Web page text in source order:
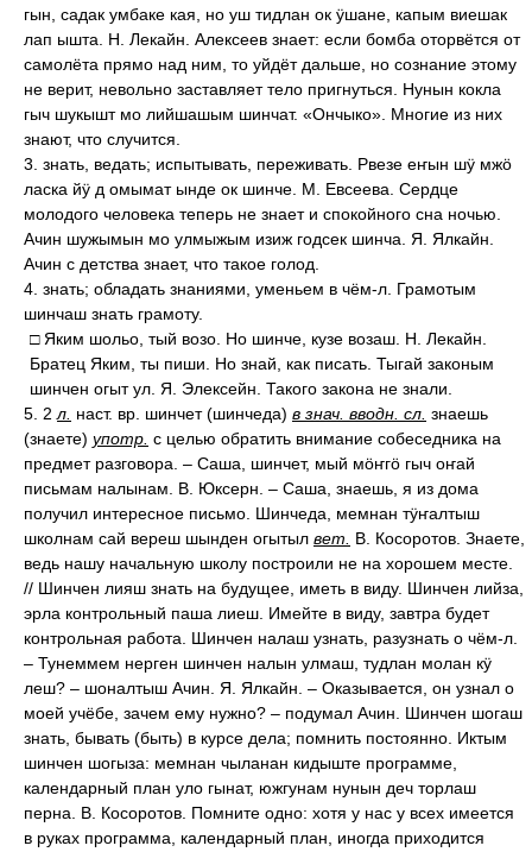
гын, садак умбаке кая, но уш тидлан ок ӱшане, капым виешак
лап ышта. Н. Лекайн. Алексеев знает: если бомба оторвётся от
самолёта прямо над ним, то уйдёт дальше, но сознание этому
не верит, невольно заставляет тело пригнуться. Нунын кокла
гыч шукышт мо лийшашым шинчат. «Ончыко». Многие из них
знают, что случится.
3. знать, ведать; испытывать, переживать. Рвезе еҥын шӱ мжӧ
ласка йӱ д омымат ынде ок шинче. М. Евсеева. Сердце
молодого человека теперь не знает и спокойного сна ночью.
Ачин шужымын мо улмыжым изиж годсек шинча. Я. Ялкайн.
Ачин с детства знает, что такое голод.
4. знать; обладать знаниями, уменьем в чём-л. Грамотым
шинчаш знать грамоту.
□ Яким шольо, тый возо. Но шинче, кузе возаш. Н. Лекайн.
Братец Яким, ты пиши. Но знай, как писать. Тыгай законым
шинчен огыт ул. Я. Элексейн. Такого закона не знали.
5. 2 л. наст. вр. шинчет (шинчеда) в знач. вводн. сл. знаешь
(знаете) употр. с целью обратить внимание собеседника на
предмет разговора. – Саша, шинчет, мый мӧҥгӧ гыч оҥай
письмам налынам. В. Юксерн. – Саша, знаешь, я из дома
получил интересное письмо. Шинчеда, мемнан тӱҥалтыш
школнам сай вереш шынден огытыл вет.
В. Косоротов. Знаете,
ведь нашу начальную школу построили не на хорошем месте.
// Шинчен лияш знать на будущее, иметь в виду. Шинчен лийза,
эрла контрольный паша лиеш. Имейте в виду, завтра будет
контрольная работа. Шинчен налаш узнать, разузнать о чём-л.
– Тунеммем нерген шинчен налын улмаш, тудлан молан кӱ
леш? – шоналтыш Ачин. Я. Ялкайн. – Оказывается, он узнал о
моей учёбе, зачем ему нужно? – подумал Ачин. Шинчен шогаш
знать, бывать (быть) в курсе дела; помнить постоянно. Иктым
шинчен шогыза: мемнан чыланан кидыште программе,
календарный план уло гынат, южгунам нунын деч торлаш
перна. В. Косоротов. Помните одно: хотя у нас у всех имеется
в руках программа, календарный план, иногда приходится